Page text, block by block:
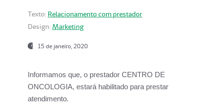
Texto: Relacionamento com prestador
Design: Marketing
15 de janeiro, 2020
Informamos que, o prestador CENTRO DE
ONCOLOGIA, estará habilitado para prestar
atendimento.